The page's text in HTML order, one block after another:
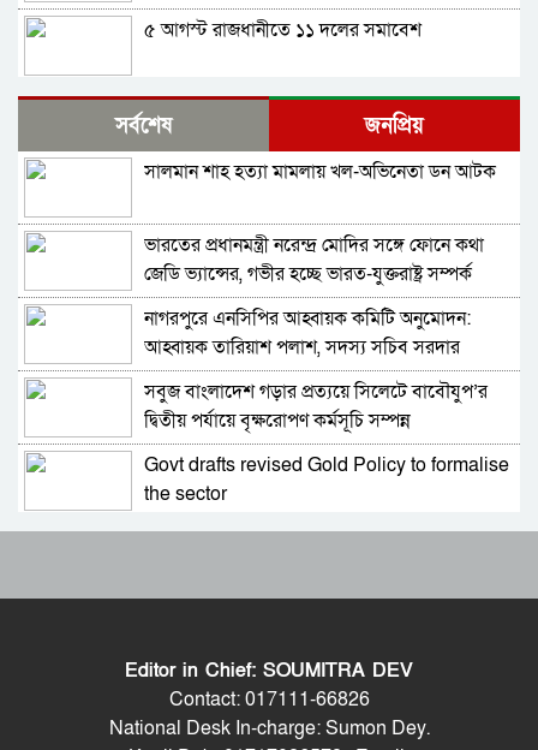
৫ আগস্ট রাজধানীতে ১১ দলের সমাবেশ
শেখ হাসিনার সঙ্গে সংবাদ সম্মেলনে থাকছেন সজীব
ওয়াজেদ জয়
ক্ষমতাচ্যুতির দুই বছর: ৫ অগাস্ট ‘ভার্চুয়ালি সামনে
১১ দলের লিয়াজোঁ কমিটির বৈঠক, ৫ আগস্ট সমাবেশ
হাতকড়া আমাদের কাছে নববধূর চুড়ির মতো: কাদের
সিদ্দিকী
শাপলা চত্বর ‘গণহত্যা’ মামলায় লতিফ সিদ্দিকী গ্রেপ্তার
চুনারুঘাটের হত্যাচেষ্টা মামলায় ব্যারিস্টার সুমনের
জামিন
শেখ হাসিনা ডিসেম্বরে দেশে ফেরার যে সিদ্ধান্ত
নিয়েছেন, সেই ঘোষণাকে স্বাগত জানাই: জি এম কাদের
সর্বশেষ জনপ্রিয়
সালমান শাহ হত্যা মামলায় খল-অভিনেতা ডন আটক
ভারতের প্রধানমন্ত্রী নরেন্দ্র মোদির সঙ্গে ফোনে কথা
জেডি ভ্যান্সের, গভীর হচ্ছে ভারত-যুক্তরাষ্ট্র সম্পর্ক
নাগরপুরে এনসিপির আহ্বায়ক কমিটি অনুমোদন:
আহ্বায়ক তারিয়াশ পলাশ, সদস্য সচিব সরদার
আশরাফ
সবুজ বাংলাদেশ গড়ার প্রত্যয়ে সিলেটে বাবৌযুপ’র
দ্বিতীয় পর্যায়ে বৃক্ষরোপণ কর্মসূচি সম্পন্ন
Govt drafts revised Gold Policy to formalise
the sector
আবারও আলিয়া মাদ্রাসা এলাকায় সংঘর্ষের আশঙ্কা,
৫৪ রানে অলআউট হয়ে ইনিংস ব্যবধানে হারল
বাংলাদেশ
Editor in Chief: SOUMITRA DEV
Contact: 017111-66826
National Desk In-charge: Sumon Dey.